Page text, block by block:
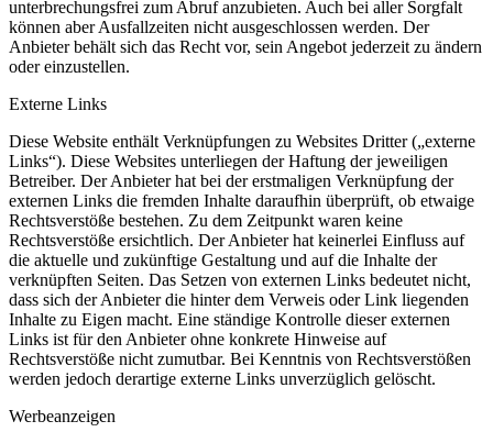
unterbrechungsfrei zum Abruf anzubieten. Auch bei aller Sorgfalt
können aber Ausfallzeiten nicht ausgeschlossen werden. Der
Anbieter behält sich das Recht vor, sein Angebot jederzeit zu ändern
oder einzustellen.
Externe Links
Diese Website enthält Verknüpfungen zu Websites Dritter („externe
Links“). Diese Websites unterliegen der Haftung der jeweiligen
Betreiber. Der Anbieter hat bei der erstmaligen Verknüpfung der
externen Links die fremden Inhalte daraufhin überprüft, ob etwaige
Rechtsverstöße bestehen. Zu dem Zeitpunkt waren keine
Rechtsverstöße ersichtlich. Der Anbieter hat keinerlei Einfluss auf
die aktuelle und zukünftige Gestaltung und auf die Inhalte der
verknüpften Seiten. Das Setzen von externen Links bedeutet nicht,
dass sich der Anbieter die hinter dem Verweis oder Link liegenden
Inhalte zu Eigen macht. Eine ständige Kontrolle dieser externen
Links ist für den Anbieter ohne konkrete Hinweise auf
Rechtsverstöße nicht zumutbar. Bei Kenntnis von Rechtsverstößen
werden jedoch derartige externe Links unverzüglich gelöscht.
Werbeanzeigen